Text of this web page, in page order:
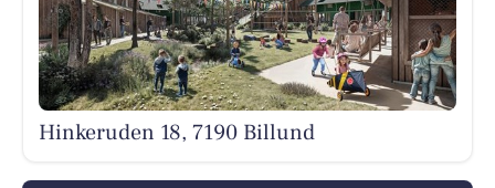
Hinkeruden 18, 7190 Billund